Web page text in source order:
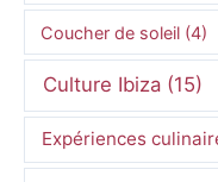
Coucher de soleil (4)
Culture Ibiza (15)
Expériences